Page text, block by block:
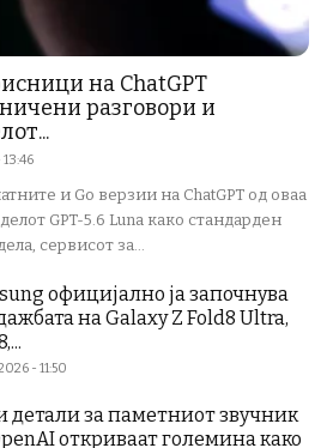
на ChatGPT
разговори и
и Go верзии на ChatGPT од оваа
GPT-5.6 Luna како стандарден
сервисот за...
официјално ја започнува
на Galaxy Z Fold8 Ultra,
- 11:50
детали за паметниот звучник
откриваат големина како